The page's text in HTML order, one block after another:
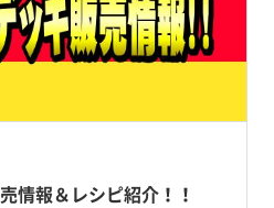
情報＆レシピ紹介！！